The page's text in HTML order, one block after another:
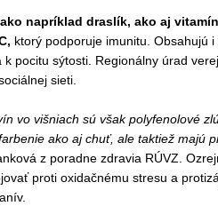
napríklad draslík, ako aj
ktorý podporuje imunitu. Obsahujú
pocitu sýtosti. Regionálny úrad
sieti.
vo višniach sú však polyfenolové
ako aj chuť, ale taktiež majú
z poradne zdravia RÚVZ.
proti oxidačnému stresu a